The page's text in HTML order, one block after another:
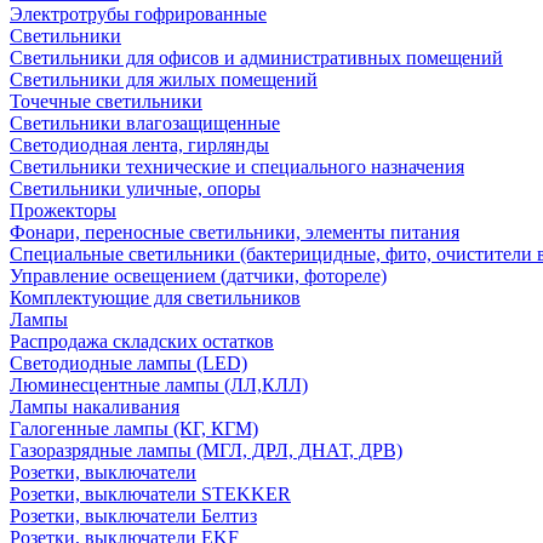
Электротрубы гофрированные
Светильники
Светильники для офисов и административных помещений
Светильники для жилых помещений
Точечные светильники
Светильники влагозащищенные
Светодиодная лента, гирлянды
Светильники технические и специального назначения
Светильники уличные, опоры
Прожекторы
Фонари, переносные светильники, элементы питания
Специальные светильники (бактерицидные, фито, очистители
Управление освещением (датчики, фотореле)
Комплектующие для светильников
Лампы
Распродажа складских остатков
Светодиодные лампы (LED)
Люминесцентные лампы (ЛЛ,КЛЛ)
Лампы накаливания
Галогенные лампы (КГ, КГМ)
Газоразрядные лампы (МГЛ, ДРЛ, ДНАТ, ДРВ)
Розетки, выключатели
Розетки, выключатели STEKKER
Розетки, выключатели Белтиз
Розетки, выключатели EKF